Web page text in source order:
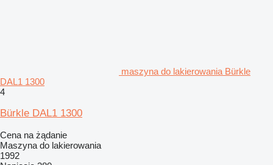
maszyna do lakierowania Bürkle
DAL1 1300
4
Bürkle DAL1 1300
Cena na żądanie
Maszyna do lakierowania
1992